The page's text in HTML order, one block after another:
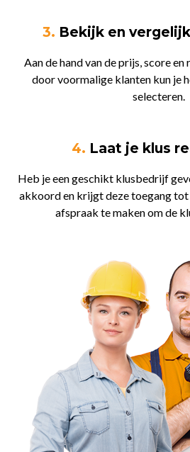
3. Bekijk en
Aan de hand van de prijs, score
door voormalige klanten kun je
selecteren.
4. Laat je klus
Heb je een geschikt klusbedrijf
akkoord en krijgt deze toegang tot
afspraak te maken om de